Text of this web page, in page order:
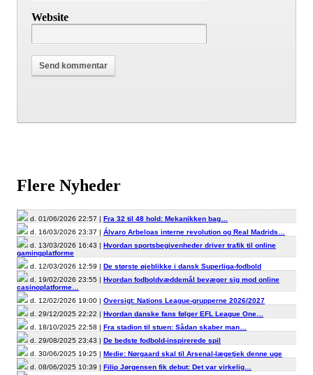
Website
Flere Nyheder
d. 01/06/2026 22:57 | Fra 32 til 48 hold: Mekanikken bag…
d. 16/03/2026 23:37 | Álvaro Arbeloas interne revolution og Real Madrids…
d. 13/03/2026 16:43 | Hvordan sportsbegivenheder driver trafik til online
gamingplatforme
d. 12/03/2026 12:59 | De største øjeblikke i dansk Superliga-fodbold
d. 19/02/2026 23:55 | Hvordan fodboldvæddemål bevæger sig mod online
casinoplatforme…
d. 12/02/2026 19:00 | Oversigt: Nations League-grupperne 2026/2027
d. 29/12/2025 22:22 | Hvordan danske fans følger EFL League One…
d. 18/10/2025 22:58 | Fra stadion til stuen: Sådan skaber man…
d. 29/08/2025 23:43 | De bedste fodbold-inspirerede spil
d. 30/06/2025 19:25 | Medie: Nørgaard skal til Arsenal-lægetjek denne uge
d. 08/06/2025 10:39 | Filip Jørgensen fik debut: Det var virkelig…